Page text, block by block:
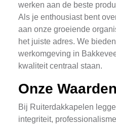
werken aan de beste
Als je enthousiast bent
aan onze groeiende
het juiste adres. We
werkomgeving in
kwaliteit centraal staan.
Onze Waarden
Bij Ruiterdakkapelen
integriteit,